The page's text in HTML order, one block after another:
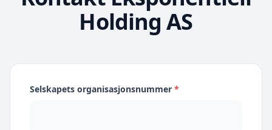
Holding AS
Selskapets organisasjonsnummer *